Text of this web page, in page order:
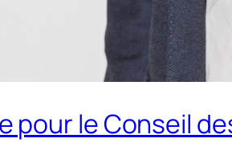
pour le Conseil